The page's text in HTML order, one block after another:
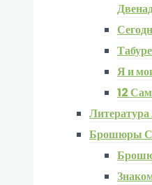
Я и
12
Брошюры